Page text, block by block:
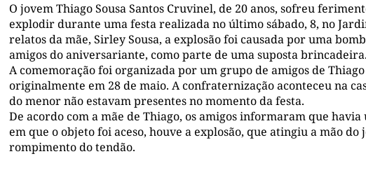
O jovem Thiago Sousa Santos Cruvinel, de 20 anos, sofreu
explodir durante uma festa realizada no último sábado, 8, no
relatos da mãe, Sirley Sousa, a explosão foi causada por uma
amigos do aniversariante, como parte de uma suposta brincadeira.
A comemoração foi organizada por um grupo de amigos de
originalmente em 28 de maio. A confraternização aconteceu na
do menor não estavam presentes no momento da festa.
De acordo com a mãe de Thiago, os amigos informaram que
em que o objeto foi aceso, houve a explosão, que atingiu a mão
rompimento do tendão.